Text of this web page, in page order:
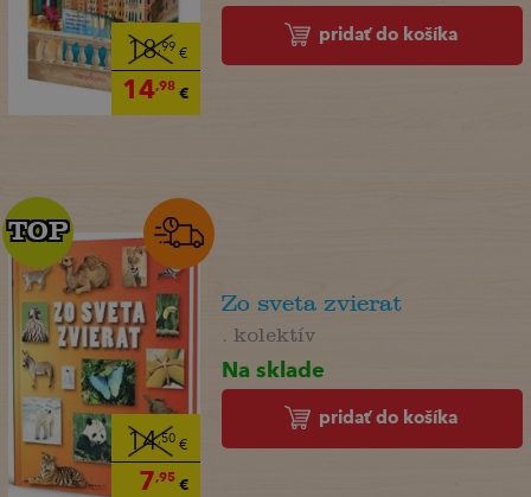
18,99 €
14,98€
pridať do košíka
14,50€
7,95€
TOP
TOP
Zo sveta zvierat
. kolektív
Na sklade
pridať do košíka